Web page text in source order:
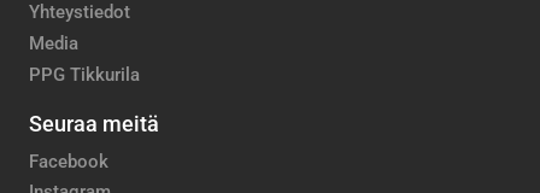
Yhteystiedot
Media
PPG Tikkurila
Seuraa meitä
Facebook